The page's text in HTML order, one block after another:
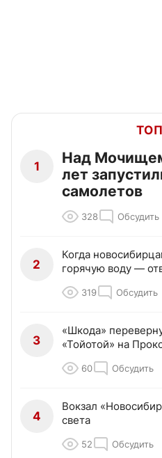
1
Над
лет
самолетов
328 Обсудить
2
Когда
горячую воду —
319 Обсудить
3
«Шкода»
«Тойотой» на
60 Обсудить
4
Вокзал
света
52 Обсудить